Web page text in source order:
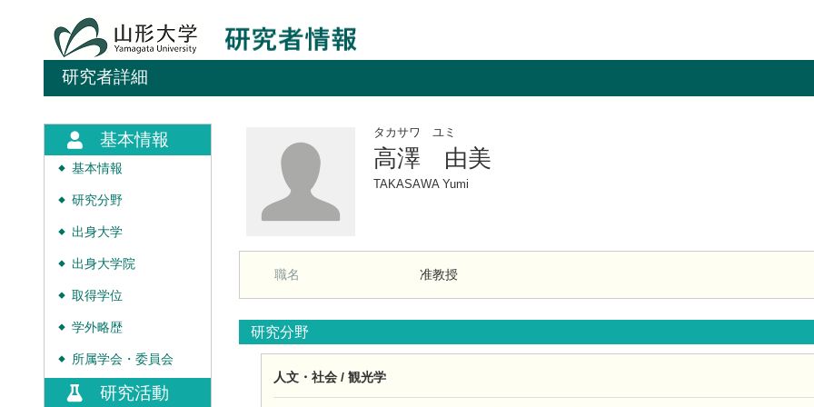
研究者詳細
基本情報
◆ 基本情報
◆ 研究分野
◆ 出身大学
◆ 出身大学院
◆ 取得学位
◆ 学外略歴
◆ 所属学会・委員会
研究活動
タカサワ ユミ
高澤 由美
TAKASAWA Yumi
職名 准教授
研究分野
人文・社会 / 観光学